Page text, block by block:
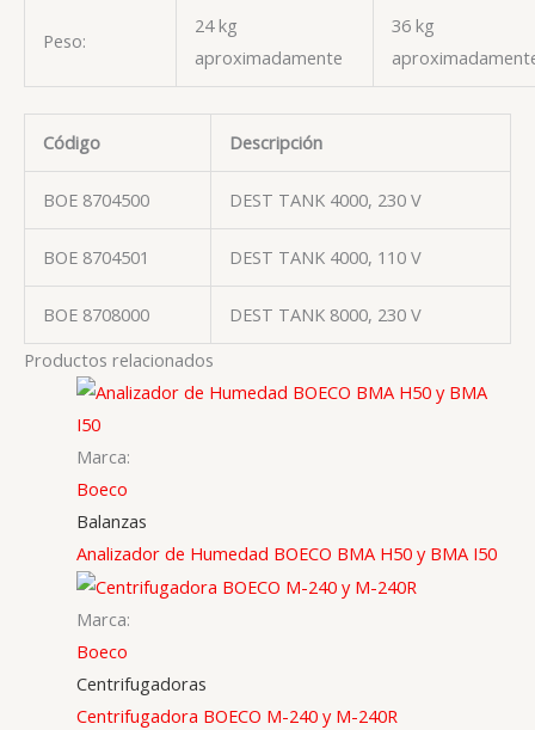
Peso:
24 kg
aproximadamente
36 kg
Código Descripción
BOE 8704500 DEST TANK 4000, 230 V
BOE 8704501 DEST TANK 4000, 110 V
BOE 8708000
DEST TANK 8000, 230 V
Productos relacionados
Marca:
Boeco
Balanzas
Analizador de Humedad BOECO BMA H50 y BMA I50
Marca:
Boeco
Centrifugadoras
Centrifugadora BOECO M-240 y M-240R